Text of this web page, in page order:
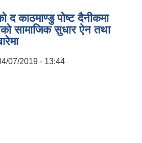
काठमाण्डु पोष्ट दैनीकमा
सामाजिक सुधार ऐन तथा
07/2019 - 13:44